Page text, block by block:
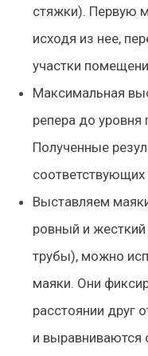
стяжки). Первую
исходя из нее,
участки
Максимальная
репера до
Полученные
соответствующих
Выставляем
ровный и
трубы), можно
маяки. Они
расстоянии друг
и выравниваются